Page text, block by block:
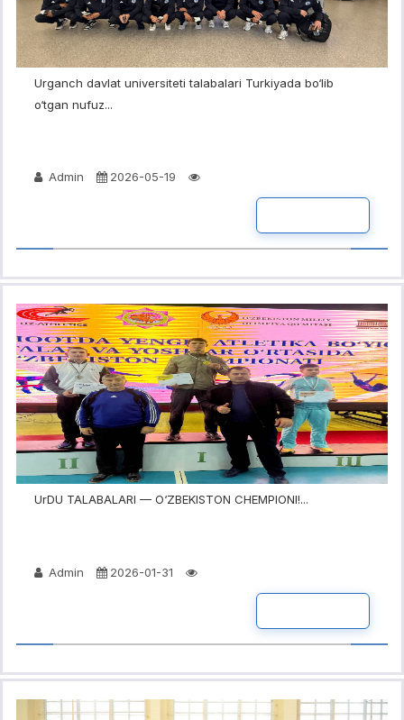
Urganch davlat universiteti talabalari Turkiyada bo‘lib
o‘tgan nufuz...
Admin 2026-05-19
UrDU TALABALARI — O‘ZBEKISTON CHEMPIONI!...
Admin 2026-01-31